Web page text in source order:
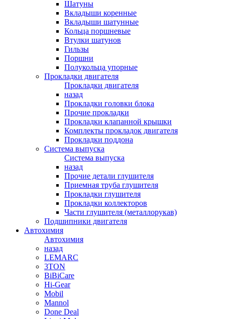
Шатуны
Вкладыши коренные
Вкладыши шатунные
Кольца поршневые
Втулки шатунов
Гильзы
Поршни
Полукольца упорные
Прокладки двигателя
Прокладки двигателя
назад
Прокладки головки блока
Прочие прокладки
Прокладки клапанной крышки
Комплекты прокладок двигателя
Прокладки поддона
Система выпуска
Система выпуска
назад
Прочие детали глушителя
Приемная труба глушителя
Прокладки глушителя
Прокладки коллекторов
Части глушителя (металлорукав)
Подшипники двигателя
Автохимия
Автохимия
назад
LEMARC
3TON
BiBiCare
Hi-Gear
Mobil
Mannol
Done Deal